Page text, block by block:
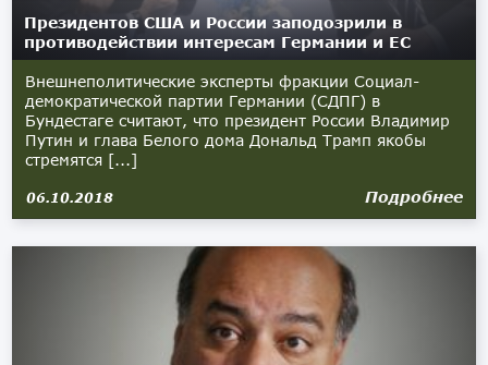
Президентов США и России заподозрили в
противодействии интересам Германии и ЕС
Внешнеполитические эксперты фракции Социал-
демократической партии Германии (СДПГ) в
Бундестаге считают, что президент России Владимир
Путин и глава Белого дома Дональд Трамп якобы
стремятся [...]
06.10.2018 Подробнее